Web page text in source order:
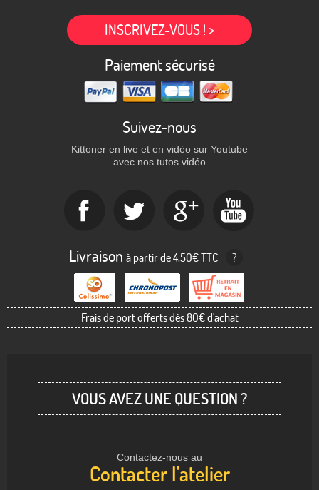
INSCRIVEZ-VOUS ! >
Paiement sécurisé
Suivez-nous
Kittoner en live et en vidéo sur Youtube
avec nos tutos vidéo
Livraison à partir de 4,50€ TTC ?
Frais de port offerts dès 80€ d'achat
VOUS AVEZ UNE QUESTION ?
Contactez-nous au
Contacter l'atelier